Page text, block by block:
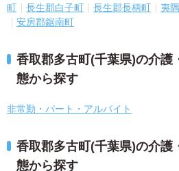
町
長生郡白子町 長生郡長柄町 夷
安房郡鋸南町
香取郡多古町(千葉県)の介護
態から探す
非常勤・パート・アルバイト
香取郡多古町(千葉県)の介護
態から探す